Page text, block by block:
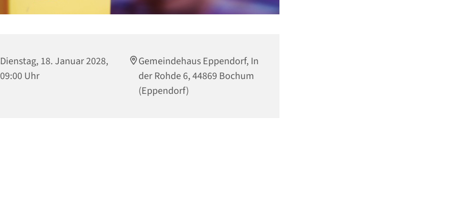
Dienstag, 18. Januar 2028,
09:00 Uhr
Gemeindehaus Eppendorf, In
der Rohde 6, 44869 Bochum
(Eppendorf)